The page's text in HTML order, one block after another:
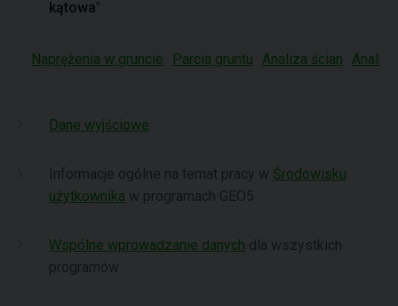
kątowa":
Naprężenia w gruncie Parcia gruntu Analiza ścian
Dane wyjściowe
Informacje ogólne na temat pracy w Środowisku
użytkownika w programach GEO5
Wspólne wprowadzanie danych dla wszystkich
programów